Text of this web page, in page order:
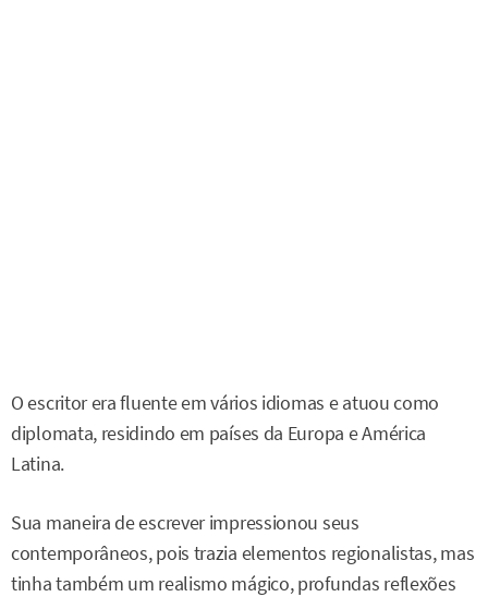
O escritor era fluente em vários idiomas e atuou como
diplomata, residindo em países da Europa e América
Latina.
Sua maneira de escrever impressionou seus
contemporâneos, pois trazia elementos regionalistas, mas
tinha também um realismo mágico, profundas reflexões